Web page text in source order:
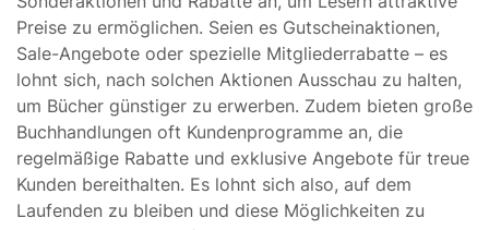
Preise zu ermöglichen. Seien es Gutscheinaktionen,
Sale-Angebote oder spezielle Mitgliederrabatte – es
lohnt sich, nach solchen Aktionen Ausschau zu halten,
um Bücher günstiger zu erwerben. Zudem bieten große
Buchhandlungen oft Kundenprogramme an, die
regelmäßige Rabatte und exklusive Angebote für treue
Kunden bereithalten. Es lohnt sich also, auf dem
Laufenden zu bleiben und diese Möglichkeiten zu